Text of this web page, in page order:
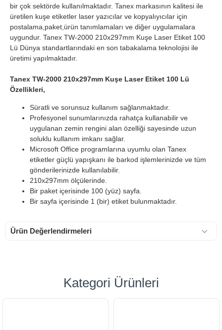
bir çok sektörde kullanılmaktadır. Tanex markasının kalitesi ile
üretilen kuşe etiketler laser yazıcılar ve kopyalıyıcılar için
postalama,paket,ürün tanımlamaları ve diğer uygulamalara
uygundur. Tanex TW-2000 210x297mm Kuşe Laser Etiket 100
Lü Dünya standartlarındaki en son tabakalama teknolojisi ile
üretimi yapılmaktadır.
Tanex TW-2000 210x297mm Kuşe Laser Etiket 100 Lü
Özellikleri,
Süratli ve sorunsuz kullanım sağlanmaktadır.
Profesyonel sunumlarınızda rahatça kullanabilir ve
uygulanan zemin rengini alan özelliği sayesinde uzun
soluklu kullanım imkanı sağlar.
Microsoft Office programlarına uyumlu olan Tanex
etiketler güçlü yapışkanı ile barkod işlemlerinizde ve tüm
gönderilerinizde kullanılabilir.
210x297mm ölçülerinde.
Bir paket içerisinde 100 (yüz) sayfa.
Bir sayfa içerisinde 1 (bir) etiket bulunmaktadır.
Ürün Değerlendirmeleri
Kategori Ürünleri